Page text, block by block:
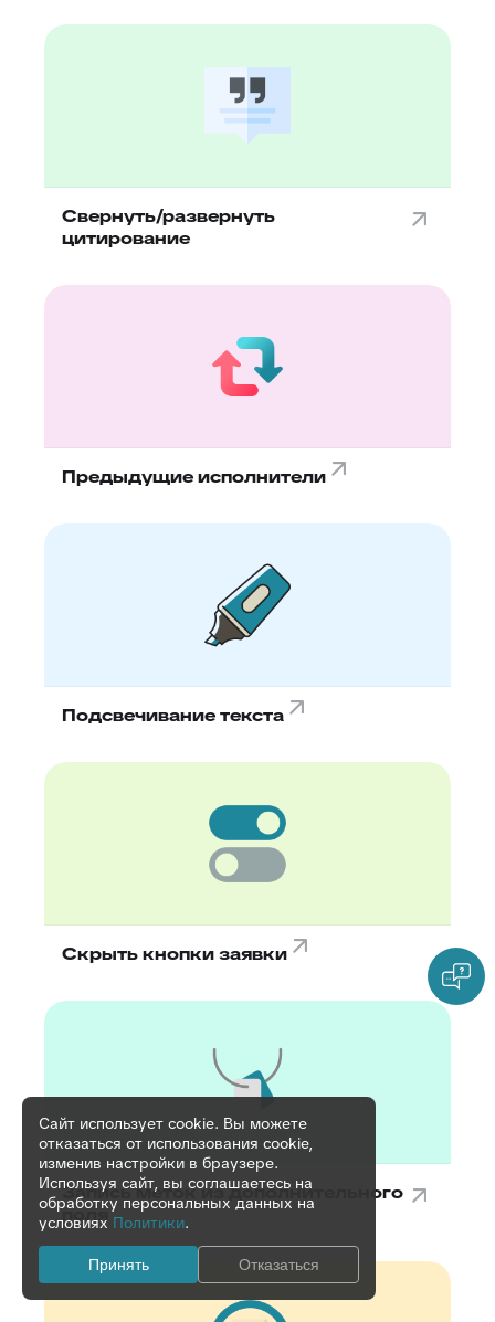
Свернуть/развернуть
цитирование
Предыдущие исполнители
Подсвечивание текста
Скрыть кнопки заявки
Запись меток из дополнительного
поля
Сайт использует cookie. Вы можете
отказаться от использования cookie,
изменив настройки в браузере.
Используя сайт, вы соглашаетесь на
обработку персональных данных на
условиях Политики.
Принять Отказаться